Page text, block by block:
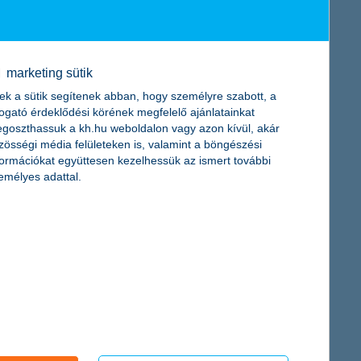
tartózkodás során továbbra is a hazai váltású készpénz
körében.
marketing sütik
a sütik segítenek abban, hogy személyre szabott, a
érdeklődési körének megfelelő ajánlatainkat
a kh.hu weboldalon vagy azon kívül, akár
média felületeken is, valamint a böngészési
együttesen kezelhessük az ismert további
adattal.